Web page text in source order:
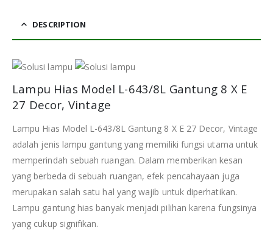
DESCRIPTION
Lampu Hias Model L-643/8L Gantung 8 X E
27 Decor, Vintage
Lampu Hias Model L-643/8L Gantung 8 X E 27 Decor, Vintage
adalah jenis lampu gantung yang memiliki fungsi utama untuk
memperindah sebuah ruangan. Dalam memberikan kesan
yang berbeda di sebuah ruangan, efek pencahayaan juga
merupakan salah satu hal yang wajib untuk diperhatikan.
Lampu gantung hias banyak menjadi pilihan karena fungsinya
yang cukup signifikan.